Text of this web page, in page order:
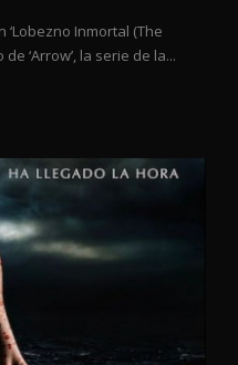
Inmortal (The
‘Arrow’, la serie de la...